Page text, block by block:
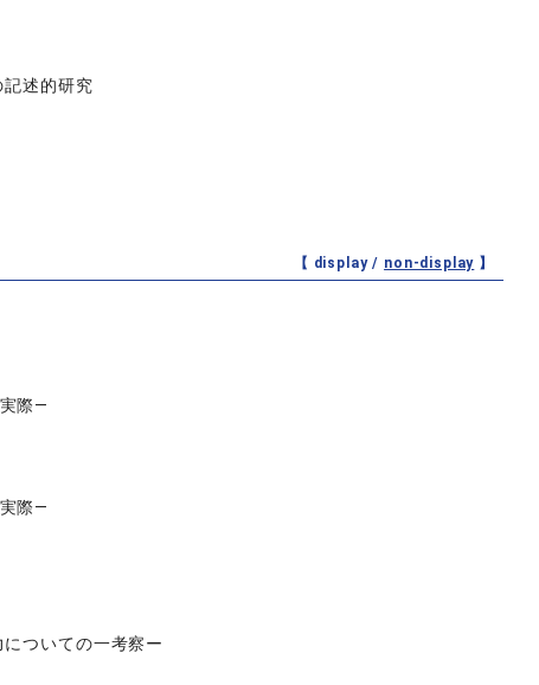
述的研究
【 display / non-display 】
際―
際―
ついての一考察ー